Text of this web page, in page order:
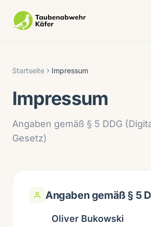
Startseite Impressum
Impressum
Angaben gemäß § 5 DDG
Gesetz)
Angaben gemäß § 5
Oliver Bukowski